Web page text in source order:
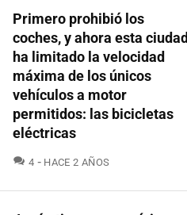
Primero prohibió los
coches, y ahora esta ciudad
ha limitado la velocidad
máxima de los únicos
vehículos a motor
permitidos: las bicicletas
eléctricas
4 COMENTARIOS
HACE 2 AÑOS